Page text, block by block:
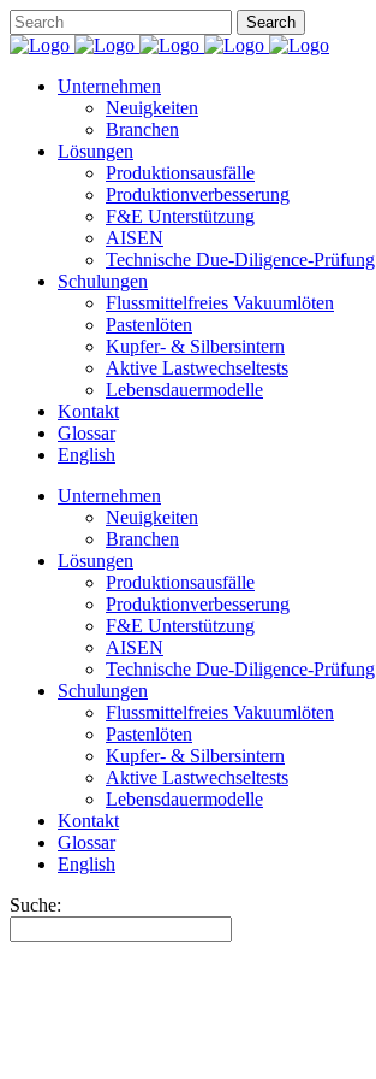
Unternehmen
Neuigkeiten
Branchen
Lösungen
Produktionsausfälle
Produktionverbesserung
F&E Unterstützung
AISEN
Technische Due-Diligence-Prüfung
Schulungen
Flussmittelfreies Vakuumlöten
Pastenlöten
Kupfer- & Silbersintern
Aktive Lastwechseltests
Lebensdauermodelle
Kontakt
Glossar
English
Unternehmen
Neuigkeiten
Branchen
Lösungen
Produktionsausfälle
Produktionverbesserung
F&E Unterstützung
AISEN
Technische Due-Diligence-Prüfung
Schulungen
Flussmittelfreies Vakuumlöten
Pastenlöten
Kupfer- & Silbersintern
Aktive Lastwechseltests
Lebensdauermodelle
Kontakt
Glossar
English
Suche: